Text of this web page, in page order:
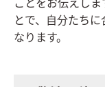
ことをお伝えし
とで、自分たち
なります。